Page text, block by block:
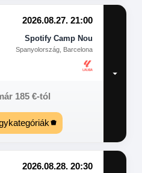
2026.08.27. 21:00
Spotify Camp Nou
Spanyolország, Barcelona
185 €-tól
2026.08.28. 20:30